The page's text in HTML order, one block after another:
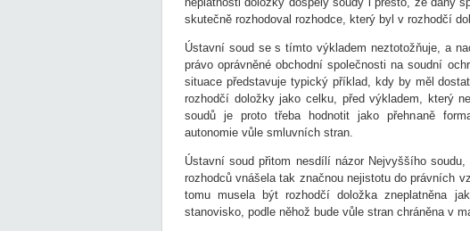
skutečně rozhodoval rozhodce, který byl v rozhodčí
Ústavní soud se s tímto výkladem neztotožňuje, a
právo oprávněné obchodní společnosti na soudní
situace představuje typický příklad, kdy by měl
rozhodčí doložky jako celku, před výkladem, který
soudů je proto třeba hodnotit jako přehnaně
autonomie vůle smluvních stran.
Ústavní soud přitom nesdílí názor Nejvyššího
rozhodců vnášela tak značnou nejistotu do právních
tomu musela být rozhodčí doložka zneplatněna
stanovisko, podle něhož bude vůle stran chráněna v